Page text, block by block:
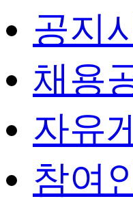
공지
채용
자유
참여